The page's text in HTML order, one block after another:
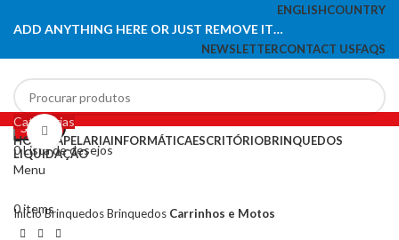
ENGLISHCOUNTRY
ADD ANYTHING HERE OR JUST REMOVE IT…
NEWSLETTERCONTACT USFAQS
Search
0Lista de desejos
Menu
0items
Categorias
HOME PAPELARIAINFORMÁTICAESCRITÓRIOBRINQUEDOS
LIQUIDAÇÃO
Click to enlarge
InícioBrinquedosBrinquedos Carrinhos e Motos